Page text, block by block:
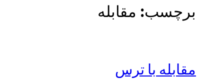
برچسب: مقابله
مقابله با ترس